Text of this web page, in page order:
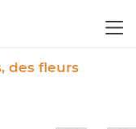
des fleurs